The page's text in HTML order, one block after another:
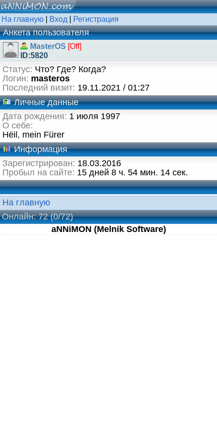
На главную Вход Регистрация
Анкета пользователя
MasterOS [Off]
ID:5820
Статус: Что? Где? Когда?
Логин: masteros
Последний визит: 19.11.2021 / 01:27
Личные данные
Дата рождения: 1 июля 1997
О себе:
Hëil, mein Fürer
Информация
Зарегистрирован: 18.03.2016
Пробыл на сайте: 15 дней 8 ч. 54 мин. 14 сек.
На главную
Онлайн: 72(0/72)
aNNiMON (Melnik Software)